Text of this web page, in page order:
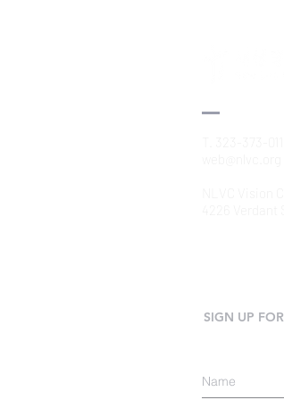
SIGN UP FOR